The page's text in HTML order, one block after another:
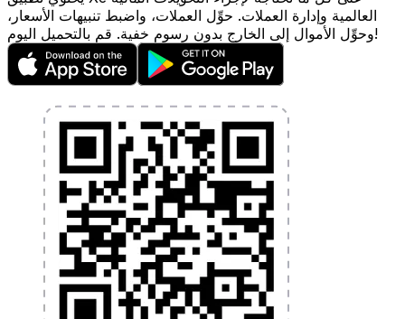
العالمية وإدارة العملات. حوِّل العملات، واضبط تنبيهات الأسعار،
وحوِّل الأموال إلى الخارج بدون رسوم خفية. قم بالتحميل اليوم!